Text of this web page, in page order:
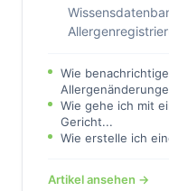
Wie
Wie gehe ich mit
Gericht...
Wie erstelle ich
Artikel ansehen →